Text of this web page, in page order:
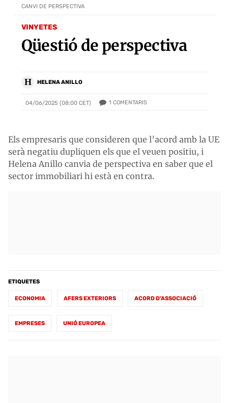
VINYETES
Qüestió de perspectiva
H HELENA ANILLO
04/06/2025 (08:00 CET) 1 COMENTARIS
CANVI DE PERSPECTIVA
Els empresaris que consideren que l’acord amb la UE
serà negatiu dupliquen els que el veuen positiu, i
Helena Anillo canvia de perspectiva en saber que el
sector immobiliari hi està en contra.
ETIQUETES
ECONOMIA AFERS EXTERIORS ACORD D'ASSOCIACIÓ
EMPRESES UNIÓ EUROPEA